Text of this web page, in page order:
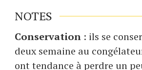
NOTES
Conservation : ils se
deux semaine au
ont tendance à perdre un